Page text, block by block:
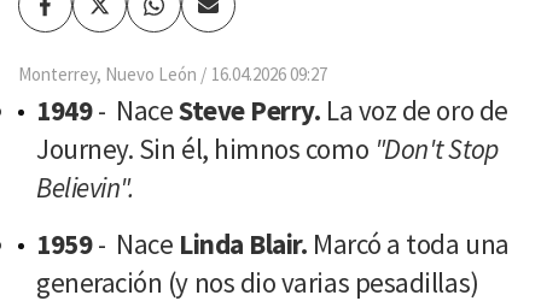
FacebookTwitterWhatsapp
Enviar
por
Monterrey, Nuevo León 16.04.2026 09:27
1949- NaceSteve Perry. La voz de oro de
Journey. Sin él, himnos como "Don't Stop
Believin".
1959- Nace Linda Blair. Marcó a toda una
generación (y nos dio varias pesadillas)